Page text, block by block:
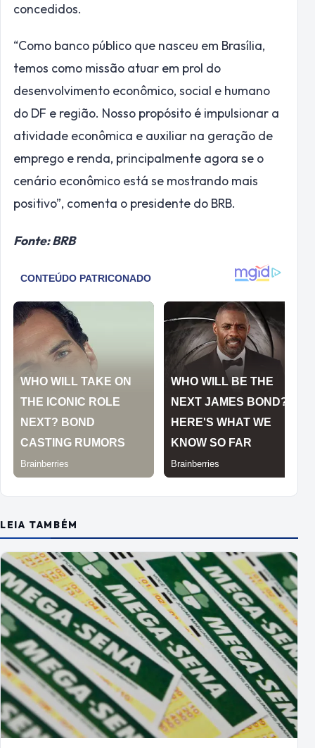
concedidos.
“Como banco público que nasceu em Brasília,
temos como missão atuar em prol do
desenvolvimento econômico, social e humano
do DF e região. Nosso propósito é impulsionar a
atividade econômica e auxiliar na geração de
emprego e renda, principalmente agora se o
cenário econômico está se mostrando mais
positivo”, comenta o presidente do BRB.
Fonte: BRB
LEIA TAMBÉM